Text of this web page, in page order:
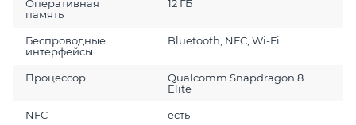
Оперативная
память
12 ГБ
Беспроводные
интерфейсы
Bluetooth, NFC, Wi-Fi
Процессор
Qualcomm Snapdragon 8
Elite
NFC есть